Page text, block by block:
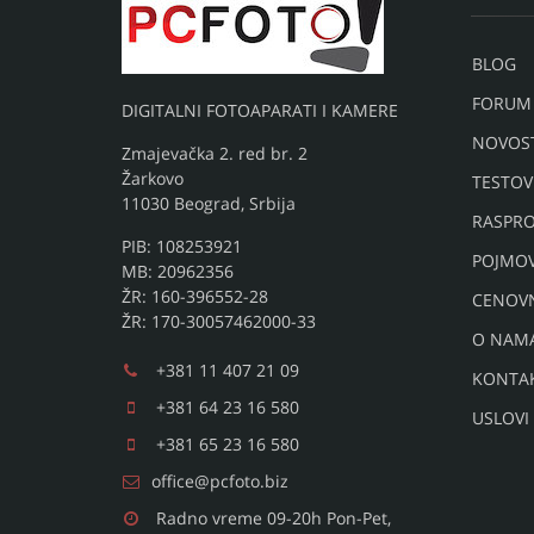
DIGITALNI FOTOAPARATI I KAMERE
Zmajevačka 2. red br. 2
Žarkovo
11030 Beograd, Srbija
PIB: 108253921
MB: 20962356
ŽR: 160-396552-28
ŽR: 170-30057462000-33
+381 11 407 21 09
+381 64 23 16 580
+381 65 23 16 580
office@pcfoto.biz
Radno vreme 09-20h Pon-Pet,
BLOG
FORUM
O
USLOVI